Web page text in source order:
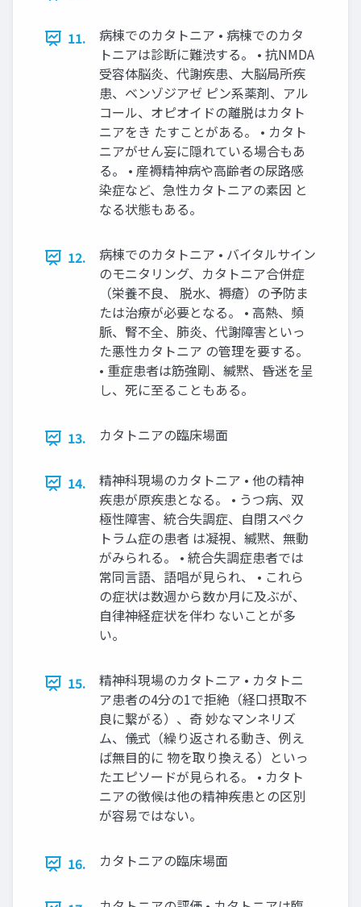
11.
病棟でのカタトニア • 病棟でのカタ
トニアは診断に難渋する。 • 抗NMDA
受容体脳炎、代謝疾患、大脳局所疾
患、ベンゾジアゼ ピン系薬剤、アル
コール、オピオイドの離脱はカタト
ニアをき たすことがある。 • カタト
ニアがせん妄に隠れている場合もあ
る。 • 産褥精神病や高齢者の尿路感
染症など、急性カタトニアの素因 と
なる状態もある。
12.
病棟でのカタトニア • バイタルサイン
のモニタリング、カタトニア合併症
（栄養不良、 脱水、褥瘡）の予防ま
たは治療が必要となる。 • 高熱、頻
脈、腎不全、肺炎、代謝障害といっ
た悪性カタトニア の管理を要する。
• 重症患者は筋強剛、緘黙、昏迷を呈
し、死に至ることもある。
13. カタトニアの臨床場面
14.
精神科現場のカタトニア • 他の精神
疾患が原疾患となる。 • うつ病、双
極性障害、統合失調症、自閉スペク
トラム症の患者 は凝視、緘黙、無動
がみられる。 • 統合失調症患者では
常同言語、語唱が見られ、 • これら
の症状は数週から数か月に及ぶが、
自律神経症状を伴わ ないことが多
い。
15.
精神科現場のカタトニア • カタトニ
ア患者の4分の1で拒絶（経口摂取不
良に繋がる）、奇 妙なマンネリズ
ム、儀式（繰り返される動き、例え
ば無目的に 物を取り換える）といっ
たエピソードが見られる。 • カタト
ニアの徴候は他の精神疾患との区別
が容易ではない。
16. カタトニアの臨床場面